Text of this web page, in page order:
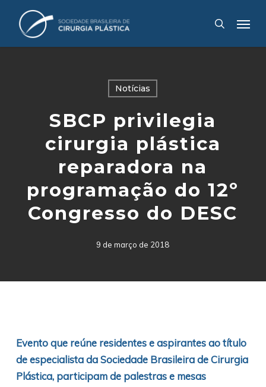
search
Notícias
SBCP privilegia
cirurgia plástica
reparadora na
programação do 12º
Congresso do DESC
9 de março de 2018
Evento que reúne residentes e aspirantes ao título
de especialista da Sociedade Brasileira de Cirurgia
Plástica, participam de palestras e mesas